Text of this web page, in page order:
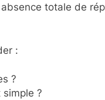
totale de
:
?
?